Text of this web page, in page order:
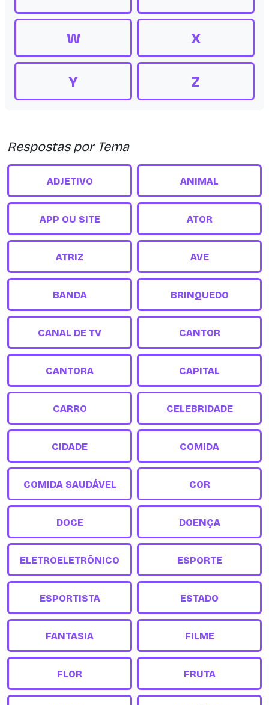
W X
Y Z
Respostas por Tema
ADJETIVO ANIMAL
APP OU SITE ATOR
ATRIZ AVE
BANDA BRINQUEDO
CANAL DE TV CANTOR
CANTORA CAPITAL
CARRO CELEBRIDADE
CIDADE COMIDA
COMIDA SAUDÁVEL COR
DOCE DOENÇA
ELETROELETRÔNICO ESPORTE
ESPORTISTA ESTADO
FANTASIA FILME
FLOR FRUTA